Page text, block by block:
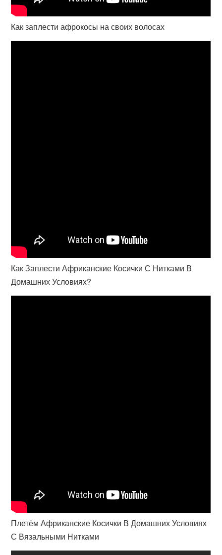
Как заплести афрокосы на своих волосах
Как Заплести Африканские Косички С Нитками В
Домашних Условиях?
Плетём Африканские Косички В Домашних Условиях
С Вязальными Нитками